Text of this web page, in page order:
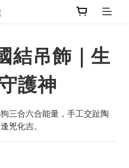
結吊飾｜生
護神
三合六合能量，手工交趾陶
兇化吉。